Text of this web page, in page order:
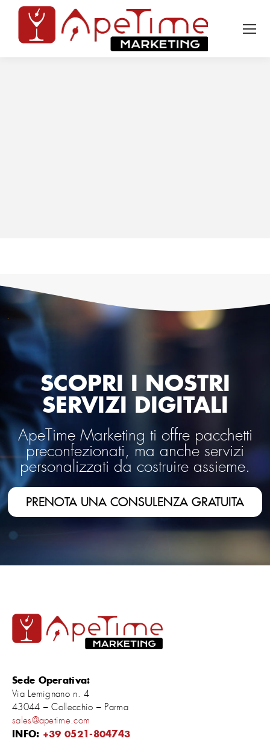
SCOPRI I NOSTRI
SERVIZI DIGITALI
ApeTime Marketing ti offre pacchetti
preconfezionati, ma anche servizi
personalizzati da costruire assieme.
PRENOTA UNA CONSULENZA GRATUITA
Sede Operativa:
Via Lemignano n. 4
43044 – Collecchio – Parma
sales@apetime.com
INFO: +39 0521-804743